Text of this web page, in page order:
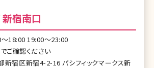
新宿南口
18:00 19:00〜23:00
ご確認ください
新宿区新宿4-2-16 パシフィックマークス新